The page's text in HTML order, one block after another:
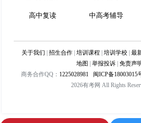
高中复读 中高考辅导
关于我们 招生合作 培训课程 培训学校 最
地图
举报投诉 免责声
商务合作QQ： 1225028981 闽ICP备18003015
2026有考网 All Rights